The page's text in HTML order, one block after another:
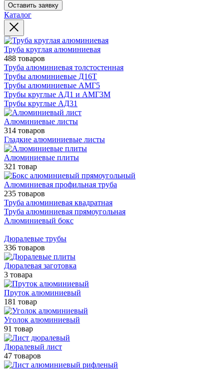
Оставить заявку
Каталог
Труба круглая алюминиевая
488 товаров
Труба алюминиевая толстостенная
Трубы алюминиевые Д16Т
Трубы алюминиевые АМГ5
Трубы круглые АД1 и АМГ3М
Трубы круглые АД31
Алюминиевые листы
314 товаров
Гладкие алюминиевые листы
Алюминиевые плиты
321 товар
Алюминиевая профильная труба
235 товаров
Труба алюминиевая квадратная
Труба алюминиевая прямоугольная
Алюминиевый бокс
Дюралевые трубы
336 товаров
Дюралевая заготовка
3 товара
Пруток алюминиевый
181 товар
Уголок алюминиевый
91 товар
Дюралевый лист
47 товаров